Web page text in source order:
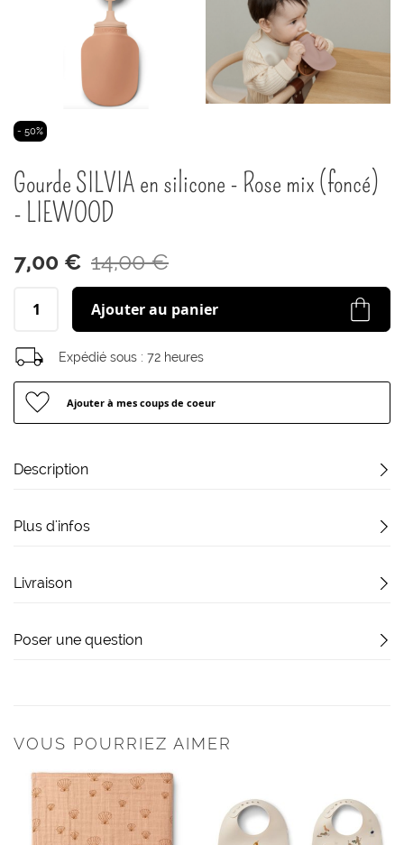
Passer
de
Galerie
- 50%
Gourde SILVIA en silicone - Rose mix (foncé)
- LIEWOOD
7,00 € 14,00 €
Ajouter au panier
Expédié sous : 72 heures
Ajouter à mes coups de coeur
Description
Plus d'infos
Livraison
Poser une question
VOUS POURRIEZ AIMER